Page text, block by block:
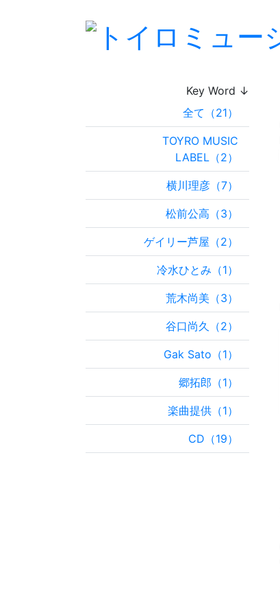
Key Word ↓
全て（21）
TOYRO MUSIC
LABEL（2）
横川理彦（7）
松前公高（3）
ゲイリー芦屋（2）
冷水ひとみ（1）
荒木尚美（3）
谷口尚久（2）
Gak Sato（1）
郷拓郎（1）
楽曲提供（1）
CD（19）